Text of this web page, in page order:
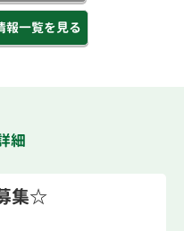
報一覧を見る
細
集☆